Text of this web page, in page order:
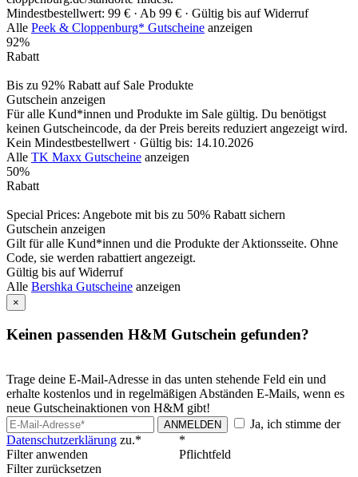
Mindestbestellwert: 99 € · Ab 99 € · Gültig bis auf Widerruf
Alle Peek & Cloppenburg* Gutscheine anzeigen
92%
Rabatt
Bis zu 92% Rabatt auf Sale Produkte
Gutschein anzeigen
Für alle Kund*innen und Produkte im Sale gültig. Du benötigst
keinen Gutscheincode, da der Preis bereits reduziert angezeigt wird.
Kein Mindestbestellwert · Gültig bis: 14.10.2026
Alle TK Maxx Gutscheine anzeigen
50%
Rabatt
Special Prices: Angebote mit bis zu 50% Rabatt sichern
Gutschein anzeigen
Gilt für alle Kund*innen und die Produkte der Aktionsseite. Ohne
Code, sie werden rabattiert angezeigt.
Gültig bis auf Widerruf
Alle Bershka Gutscheine anzeigen
×
Keinen passenden H&M Gutschein gefunden?
Trage deine E-Mail-Adresse in das unten stehende Feld ein und
erhalte kostenlos und in regelmäßigen Abständen E-Mails, wenn es
neue Gutscheinaktionen von H&M gibt!
ANMELDEN
Ja, ich stimme der
Datenschutzerklärung zu.*
*
Pflichtfeld
Filter anwenden
Filter zurücksetzen